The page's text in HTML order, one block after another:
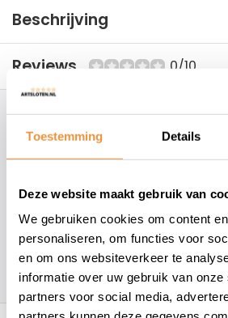
Toestemming Details
Deze website maakt gebruik van
We gebruiken cookies om content
personaliseren, om functies voor
en om ons websiteverkeer te
informatie over uw gebruik van onze
partners voor social media,
Beschrijving
Reviews 0/10
info@artsloten.nl
157 klanten geven een 4.7/5 op
Recent bekeken